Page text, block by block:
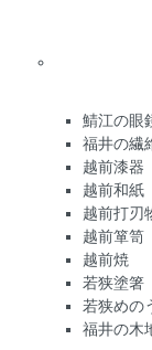
鯖江の眼
福井の繊
越前漆器
越前和紙
越前打刃
越前箪笥
越前焼
若狭塗箸
若狭めの
福井の木